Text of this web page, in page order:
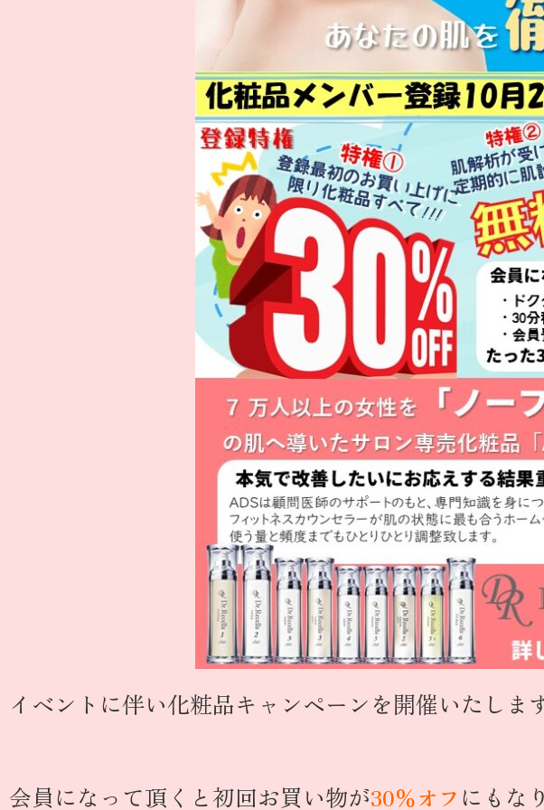
イベントに伴い化粧品キャンペーンを開催いたします
会員になって頂くと初回お買い物が30％オフ にもな